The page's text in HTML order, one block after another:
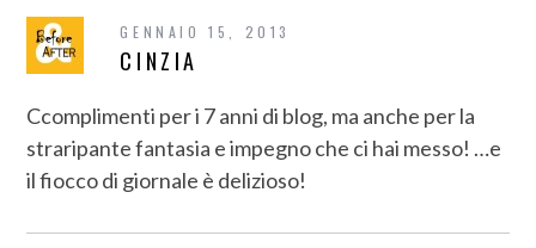
GENNAIO 15, 2013
CINZIA
Ccomplimenti per i 7 anni di blog, ma anche per la
straripante fantasia e impegno che ci hai messo! …e
il fiocco di giornale è delizioso!